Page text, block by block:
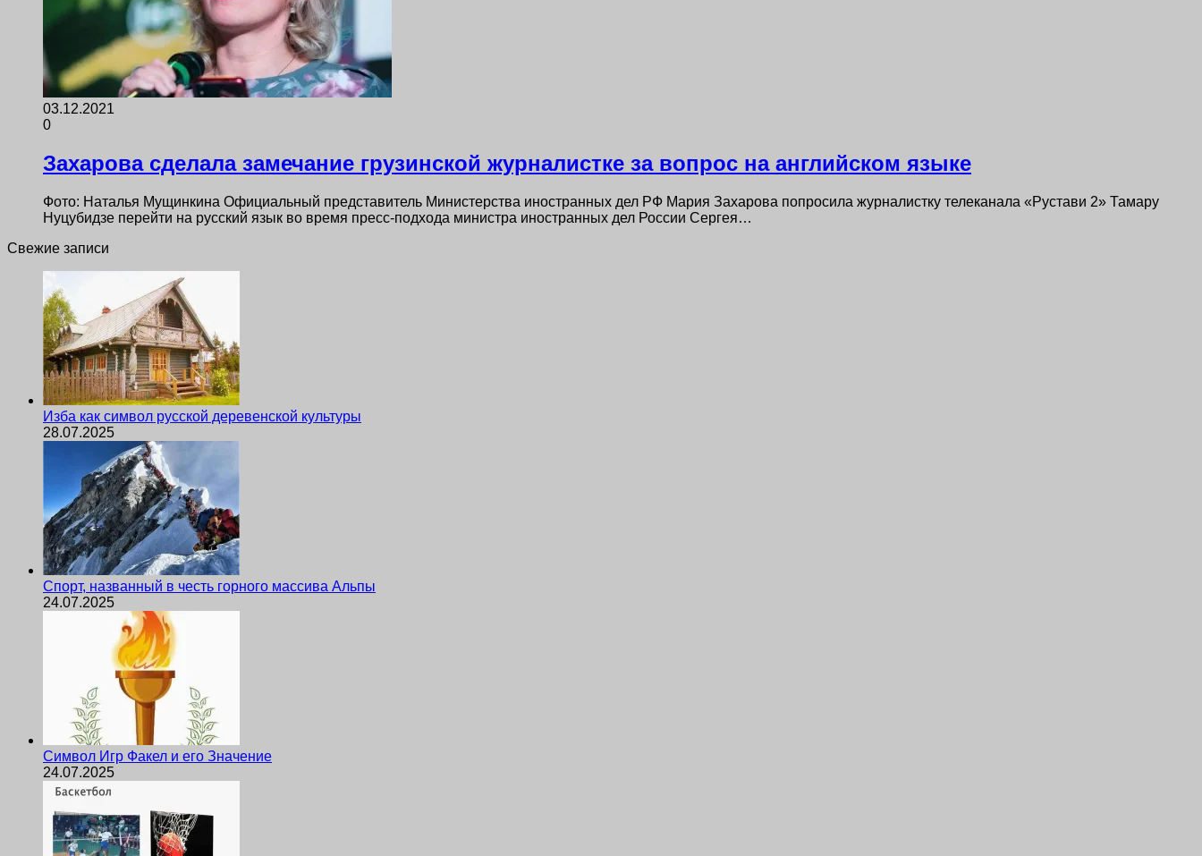
03.12.2021
0
Захарова сделала замечание грузинской журналистке за вопрос на английском языке
Фото: Наталья Мущинкина Официальный представитель Министерства иностранных дел РФ Мария Захарова попросила журналистку телеканала «Рустави 2» Тамару
Нуцубидзе перейти на русский язык во время пресс-подхода министра иностранных дел России Сергея…
Свежие записи
Изба как символ русской деревенской культуры
28.07.2025
Спорт, названный в честь горного массива Альпы
24.07.2025
Символ Игр Факел и его Значение
24.07.2025